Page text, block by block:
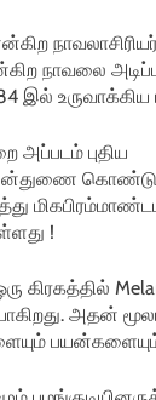
நாவலை
இல் உருவாக்கிய
அப்படம் புதிய
துணை கொண்டு
மிக
!
கிரகத்தில்
. அதன்